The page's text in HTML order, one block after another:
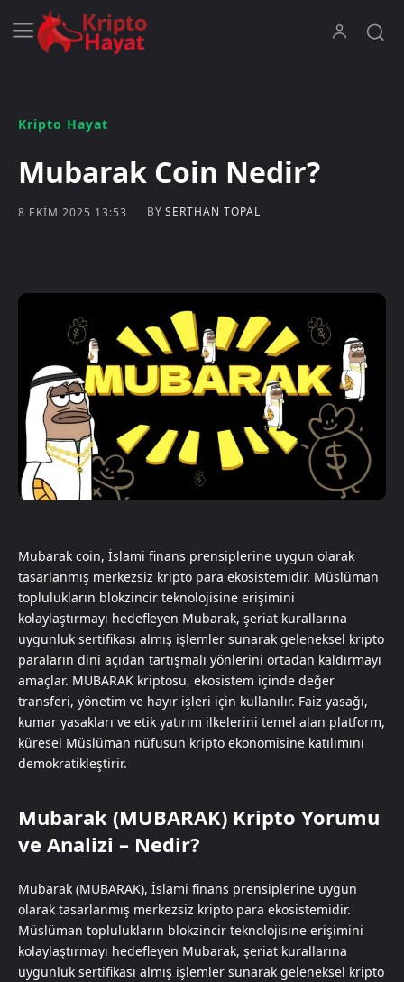
Kripto Hayat
Mubarak Coin Nedir?
8 EKIM 2025 13:53 BY SERTHAN TOPAL
Mubarak coin, İslami finans prensiplerine uygun olarak
tasarlanmış merkezsiz kripto para ekosistemidir. Müslüman
toplulukların blokzincir teknolojisine erişimini
kolaylaştırmayı hedefleyen Mubarak, şeriat kurallarına
uygunluk sertifikası almış işlemler sunarak geleneksel kripto
paraların dini açıdan tartışmalı yönlerini ortadan kaldırmayı
amaçlar. MUBARAK kriptosu, ekosistem içinde değer
transferi, yönetim ve hayır işleri için kullanılır. Faiz yasağı,
kumar yasakları ve etik yatırım ilkelerini temel alan platform,
küresel Müslüman nüfusun kripto ekonomisine katılımını
demokratikleştirir.
Mubarak (MUBARAK) Kripto Yorumu
ve Analizi – Nedir?
Mubarak (MUBARAK), İslami finans prensiplerine uygun
olarak tasarlanmış merkezsiz kripto para ekosistemidir.
Müslüman toplulukların blokzincir teknolojisine erişimini
kolaylaştırmayı hedefleyen Mubarak, şeriat kurallarına
uygunluk sertifikası almış işlemler sunarak geleneksel kripto